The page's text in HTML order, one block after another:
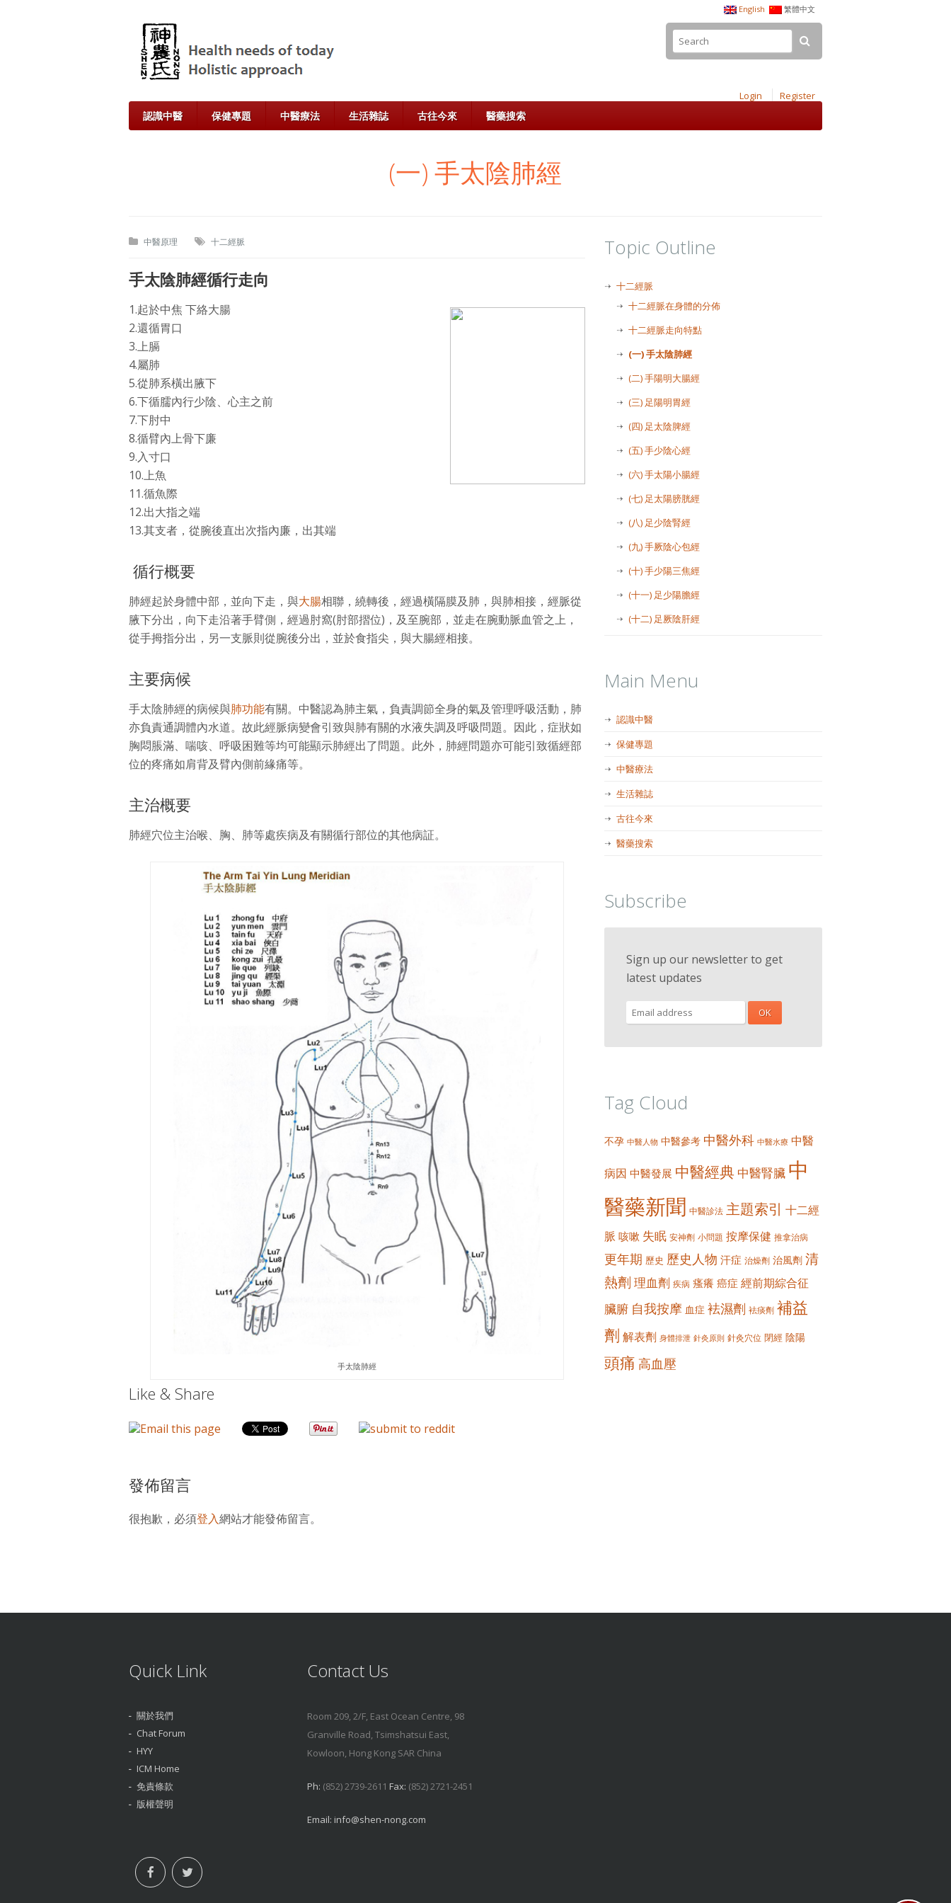
English 繁體中文
Login Register
認識中醫 保健專題 中醫療法 生活雜誌 古往今來 醫藥搜索
(一) 手太陰肺經
中醫原理 十二經脈
手太陰肺經循行走向
1.起於中焦 下絡大腸
2.還循胃口
3.上膈
4.屬肺
5.從肺系橫出腋下
6.下循臑內行少陰、心主之前
7.下肘中
8.循臂內上骨下廉
9.入寸口
10.上魚
11.循魚際
12.出大指之端
13.其支者，從腕後直出次指內廉，出其端
循行概要
肺經起於身體中部，並向下走，與大腸相聯，繞轉後，經過橫隔膜及肺，與肺相接，經脈從
腋下分出，向下走沿著手臂側，經過肘窩(肘部摺位)，及至腕部，並走在腕動脈血管之上，
從手拇指分出，另一支脈則從腕後分出，並於食指尖，與大腸經相接。
主要病候
手太陰肺經的病候與肺功能有關。中醫認為肺主氣，負責調節全身的氣及管理呼吸活動，肺
亦負責通調體內水道。故此經脈病變會引致與肺有關的水液失調及呼吸問題。因此，症狀如
胸悶脹滿、喘咳、呼吸困難等均可能顯示肺經出了問題。此外，肺經問題亦可能引致循經部
位的疼痛如肩背及臂內側前緣痛等。
主治概要
肺經穴位主治喉、胸、肺等處疾病及有關循行部位的其他病証。
手太陰肺經
Like & Share
發佈留言
很抱歉，必須登入網站才能發佈留言。
Topic Outline
十二經脈
十二經脈在身體的分佈
十二經脈走向特點
(一) 手太陰肺經
(二) 手陽明大腸經
(三) 足陽明胃經
(四) 足太陰脾經
(五) 手少陰心經
(六) 手太陽小腸經
(七) 足太陽膀胱經
(八) 足少陰腎經
(九) 手厥陰心包經
(十) 手少陽三焦經
(十一) 足少陽膽經
(十二) 足厥陰肝經
Main Menu
認識中醫
保健專題
中醫療法
生活雜誌
古往今來
醫藥搜索
Subscribe
Sign up our newsletter to get
latest updates
Tag Cloud
不孕 中醫人物 中醫參考 中醫外科 中醫水療 中醫
病因 中醫發展 中醫經典 中醫腎臟 中
醫藥新聞 中醫診法 主題索引 十二經
脈 咳嗽 失眠 安神劑 小問題 按摩保健 推拿治病
更年期 歷史 歷史人物 汗症 治燥劑 治風劑 清
熱劑 理血劑 疾病 瘙癢 癌症 經前期綜合征
臟腑 自我按摩 血症 袪濕劑 袪痰劑 補益
劑 解表劑 身體排泄 針灸原則 針灸穴位 閉經 陰陽
頭痛 高血壓
Quick Link
關於我們
Chat Forum
HYY
ICM Home
免責條款
版權聲明
Contact Us
Room 209, 2/F, East Ocean Centre, 98
Granville Road, Tsimshatsui East,
Kowloon, Hong Kong SAR China
Ph: (852) 2739-2611 Fax: (852) 2721-2451
Email: info@shen-nong.com